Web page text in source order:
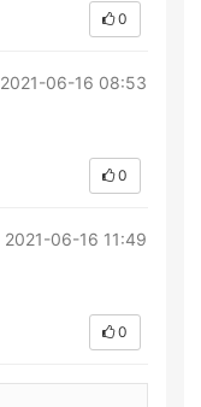
0
2021-06-16 08:53
0
2021-06-16 11:49
0